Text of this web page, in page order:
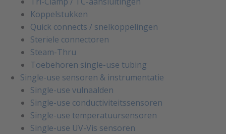
Koppelstukken
Quick connects / snelkoppelingen
Steriele connectoren
Steam-Thru
Toebehoren single-use tubing
Single-use sensoren & instrumentatie
Single-use vulnaalden
Single-use conductiviteitssensoren
Single-use temperatuursensoren
Single-use UV-Vis sensoren